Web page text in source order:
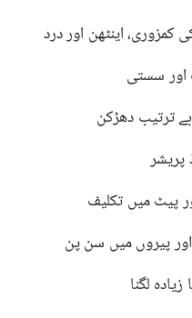
کمزوری، اینٹھن اور درد
اور سستی
ترتیب دھڑکن
پریشر
پیٹ میں تکلیف
پیروں میں سن پن
لگنا